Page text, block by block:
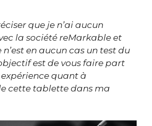
que je n’ai aucun
la société reMarkable et
en aucun cas un test du
est de vous faire part
quant à
cette tablette dans ma